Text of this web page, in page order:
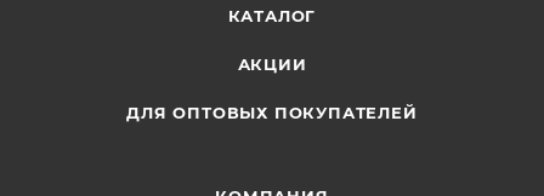
КАТАЛОГ
АКЦИИ
ДЛЯ ОПТОВЫХ ПОКУПАТЕЛЕЙ